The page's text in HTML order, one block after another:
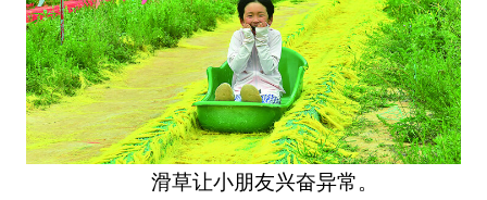
滑草让小朋友兴奋异常。